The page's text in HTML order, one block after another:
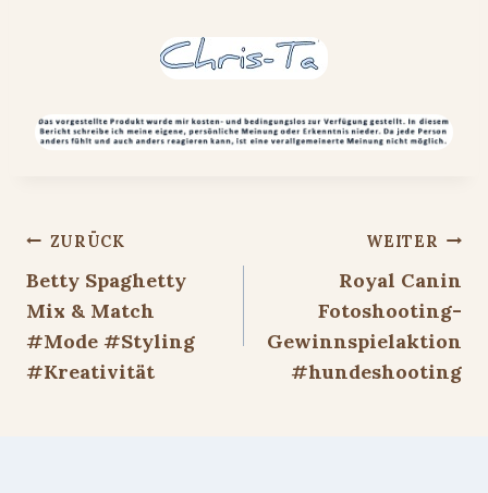
Beitragsnavigation
ZURÜCK
Betty Spaghetty
Mix & Match
#Mode #Styling
#Kreativität
WEITER
Royal Canin
Fotoshooting-
Gewinnspielaktion
#hundeshooting